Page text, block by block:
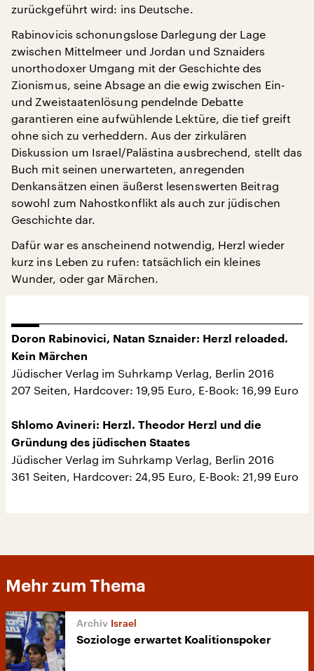
zurückgeführt wird: ins Deutsche.
Rabinovicis schonungslose Darlegung der Lage
zwischen Mittelmeer und Jordan und Sznaiders
unorthodoxer Umgang mit der Geschichte des
Zionismus, seine Absage an die ewig zwischen Ein-
und Zweistaatenlösung pendelnde Debatte
garantieren eine aufwühlende Lektüre, die tief greift
ohne sich zu verheddern. Aus der zirkulären
Diskussion um Israel/Palästina ausbrechend, stellt das
Buch mit seinen unerwarteten, anregenden
Denkansätzen einen äußerst lesenswerten Beitrag
sowohl zum Nahostkonflikt als auch zur jüdischen
Geschichte dar.
Dafür war es anscheinend notwendig, Herzl wieder
kurz ins Leben zu rufen: tatsächlich ein kleines
Wunder, oder gar Märchen.
Doron Rabinovici, Natan Sznaider: Herzl reloaded.
Kein Märchen
Jüdischer Verlag im Suhrkamp Verlag, Berlin 2016
207 Seiten, Hardcover: 19,95 Euro, E-Book: 16,99 Euro
Shlomo Avineri: Herzl. Theodor Herzl und die
Gründung des jüdischen Staates
Jüdischer Verlag im Suhrkamp Verlag, Berlin 2016
361 Seiten, Hardcover: 24,95 Euro, E-Book: 21,99 Euro
Mehr zum Thema
Israel
Soziologe erwartet Koalitionspoker